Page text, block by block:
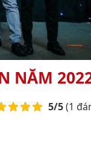
NĂM
đánh giá 5/5(1